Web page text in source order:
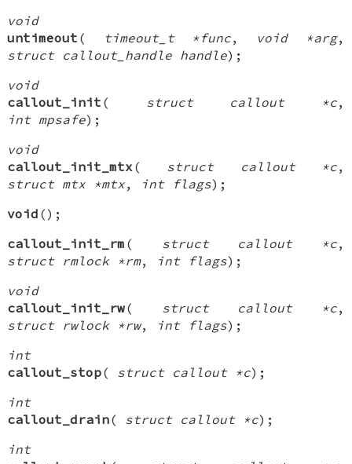
void
untimeout ( timeout_t *func, void *arg,
struct callout_handle handle);
void
callout_init ( struct callout *c,
int mpsafe);
void
callout_init_mtx ( struct callout *c,
struct mtx *mtx, int flags);
void ();
callout_init_rm ( struct callout *c,
struct rmlock *rm, int flags);
void
callout_init_rw( struct callout *c,
struct rwlock *rw, int flags);
int
callout_stop( struct callout *c);
int
callout_drain( struct callout *c);
int